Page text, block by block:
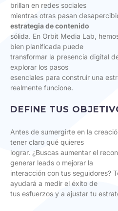
brillan en redes sociales
mientras otras pasan
estrategia de contenido
sólida. En Orbit Media Lab,
bien planificada puede
transformar la presencia digital
explorar los pasos
esenciales para construir una
realmente funcione.
DEFINE TUS
Antes de sumergirte en la
tener claro qué quieres
lograr. ¿Buscas aumentar el
generar leads o mejorar la
interacción con tus seguidores?
ayudará a medir el éxito de
tus esfuerzos y a ajustar tu